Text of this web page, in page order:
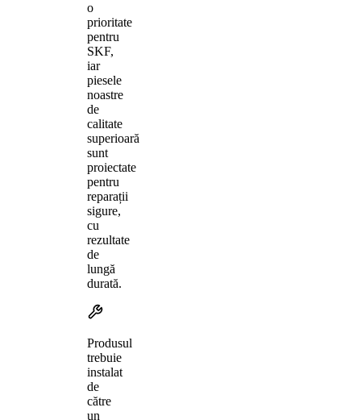
o
prioritate
pentru
SKF,
iar
piesele
noastre
de
calitate
superioară
sunt
proiectate
pentru
reparații
sigure,
cu
rezultate
de
lungă
durată.
Produsul
trebuie
instalat
de
către
un